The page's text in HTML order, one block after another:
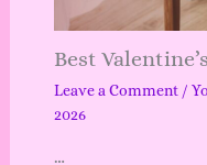
Best
Leave a Comment /
2026
…